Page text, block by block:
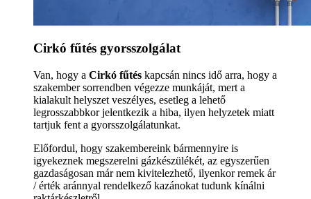
Cirkó fűtés gyorsszolgálat
Van, hogy a Cirkó fűtés kapcsán nincs idő arra, hogy a
szakember sorrendben végezze munkáját, mert a
kialakult helyszet veszélyes, esetleg a lehető
legrosszabbkor jelentkezik a hiba, ilyen helyzetek miatt
tartjuk fent a gyorsszolgálatunkat.
Előfordul, hogy szakembereink bármennyire is
igyekeznek megszerelni gázkészülékét, az egyszerűen
gazdaságosan már nem kivitelezhető, ilyenkor remek ár
/ érték aránnyal rendelkező kazánokat tudunk kínálni